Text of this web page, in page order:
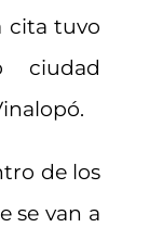
cita tuvo
ciudad
de los
se van a